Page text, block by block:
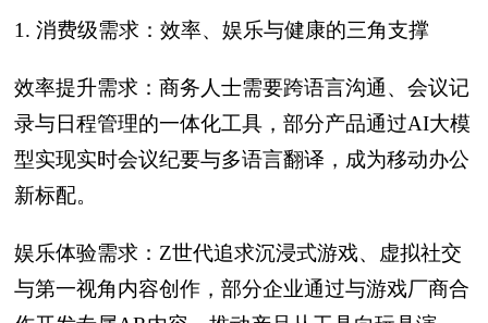
1. 消费级需求：效率、娱乐与健康的三角支撑
效率提升需求：商务人士需要跨语言沟通、会议记
录与日程管理的一体化工具，部分产品通过AI大模
型实现实时会议纪要与多语言翻译，成为移动办公
新标配。
娱乐体验需求：Z世代追求沉浸式游戏、虚拟社交
与第一视角内容创作，部分企业通过与游戏厂商合